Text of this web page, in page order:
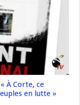
À Corte, ce
en lutte »